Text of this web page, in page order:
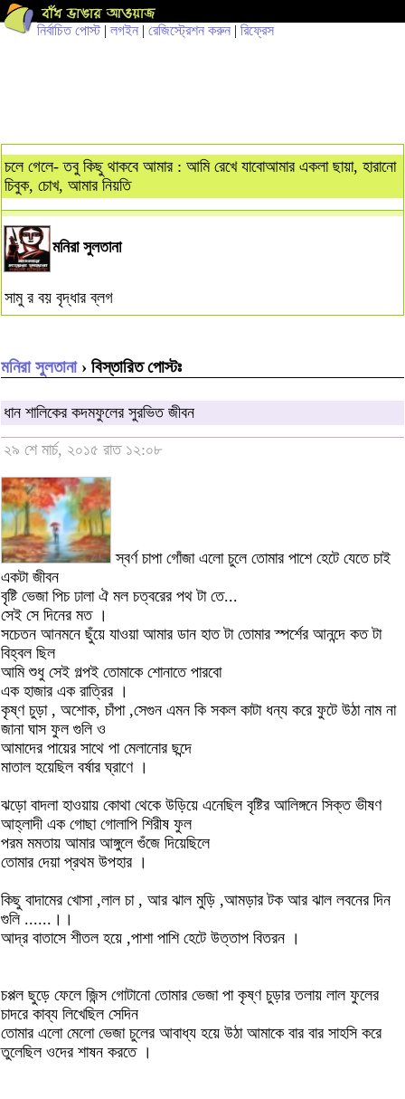
নির্বাচিত পোস্ট| লগইন | রেজিস্ট্রেশন করুন | রিফ্রেস
চলে গেলে- তবু কিছু থাকবে আমার : আমি রেখে যাবোআমার একলা ছায়া, হারানো
চিবুক, চোখ, আমার নিয়তি
মনিরা সুলতানা
সামু র বয় বৃদ্ধার ব্লগ
মনিরা সুলতানা› বিস্তারিত পোস্টঃ
ধান শালিকের কদমফুলের সুরভিত জীবন
২৯ শে মার্চ, ২০১৫ রাত ১২:০৮
স্বর্ণ চাপা গোঁজা এলো চুলে তোমার পাশে হেটে যেতে চাই
একটা জীবন
বৃষ্টি ভেজা পিচ ঢালা ঐ মল চত্বরের পথ টা তে...
সেই সে দিনের মত ।
সচেতন আনমনে ছুঁয়ে যাওয়া আমার ডান হাত টা তোমার স্পর্শের আনন্দে কত টা
বিহ্বল ছিল
আমি শুধু সেই গল্পই তোমাকে শোনাতে পারবো
এক হাজার এক রাত্রির ।
কৃষ্ণ চুড়া , অশোক, চাঁপা ,সেগুন এমন কি সকল কাটা ধন্য করে ফুটে উঠা নাম না
জানা ঘাস ফুল গুলি ও
আমাদের পায়ের সাথে পা মেলানোর ছন্দে
মাতাল হয়েছিল বর্ষার ঘ্রাণে ।
ঝড়ো বাদলা হাওয়ায় কোথা থেকে উড়িয়ে এনেছিল বৃষ্টির আলিঙ্গনে সিক্ত ভীষণ
আহ্লাদী এক গোছা গোলাপি শিরীষ ফুল
পরম মমতায় আমার আঙ্গুলে গুঁজে দিয়েছিলে
তোমার দেয়া প্রথম উপহার ।
কিছু বাদামের খোসা ,লাল চা , আর ঝাল মুড়ি ,আমড়ার টক আর ঝাল লবনের দিন
গুলি ......।।
আদ্র বাতাসে শীতল হয়ে ,পাশা পাশি হেটে উত্তাপ বিতরন ।
চপ্পল ছুড়ে ফেলে জিন্স গোটানো তোমার ভেজা পা কৃষ্ণ চুড়ার তলায় লাল ফুলের
চাদরে কাব্য লিখেছিল সেদিন
তোমার এলো মেলো ভেজা চুলের আবাধ্য হয়ে উঠা আমাকে বার বার সাহসি করে
তুলেছিল ওদের শাষন করতে ।